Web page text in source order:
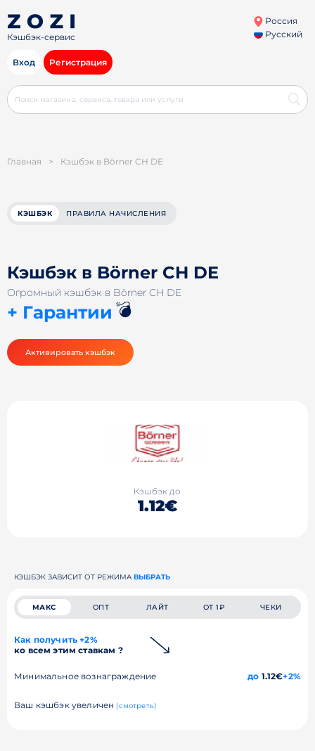
Кэшбэк-сервис
Россия
Русский
Вход Регистрация
Главная > Кэшбэк в Börner CH DE
КЭШБЭК ПРАВИЛА НАЧИСЛЕНИЯ
Кэшбэк в Börner CH DE
Огромный кэшбэк в Börner CH DE
+ Гарантии 💣
Активировать кэшбэк
Кэшбэк до
1.12€
КЭШБЭК ЗАВИСИТ ОТ РЕЖИМА ВЫБРАТЬ
МАКС ОПТ ЛАЙТ ОТ 1₽ ЧЕКИ
Как получить +2%
ко всем этим ставкам ?
Минимальное вознаграждение до 1.12€+2%
Ваш кэшбэк увеличен (смотреть)